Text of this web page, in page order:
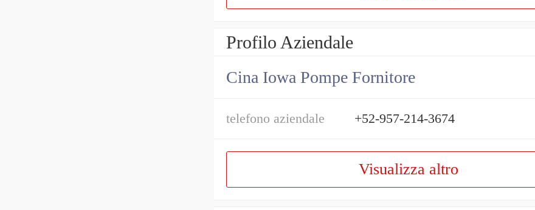
Profilo Aziendale
Cina Iowa Pompe Fornitore
telefono aziendale +52-957-214-3674
Visualizza altro